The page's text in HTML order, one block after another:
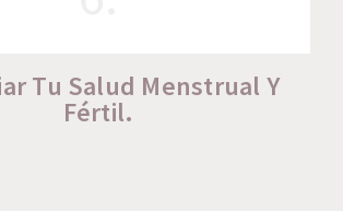
Tu Salud Menstrual Y
Fértil.